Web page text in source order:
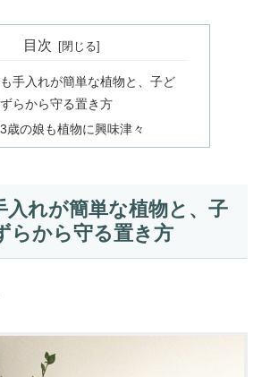
目次
手入れが簡単な植物と、子ど
らから守る置き方
歳の娘も植物に興味津々
入れが簡単な植物と、子
らから守る置き方